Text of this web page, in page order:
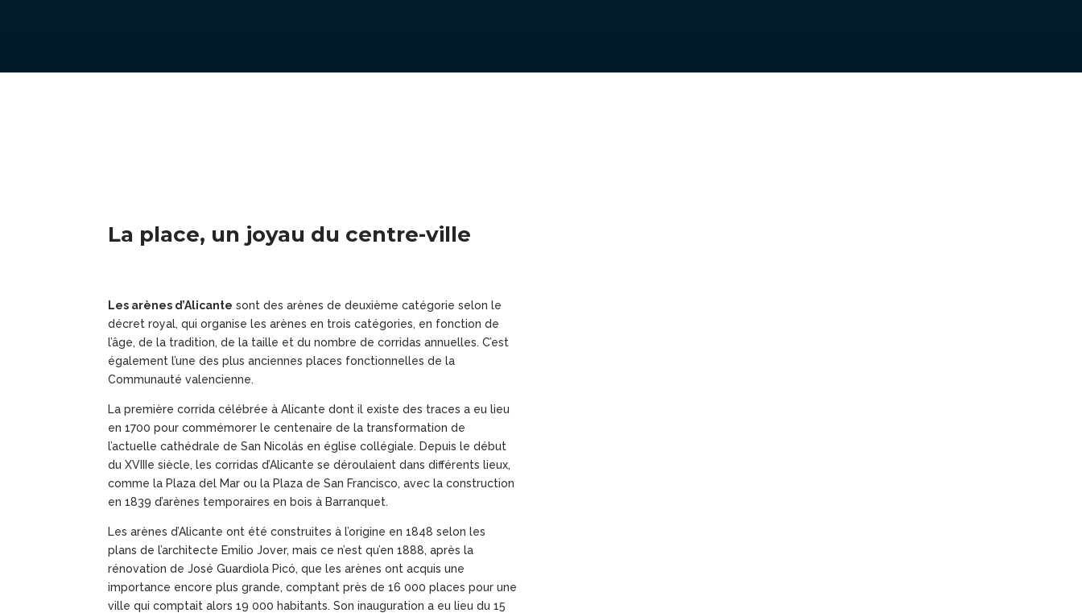
La place, un joyau du centre-ville
Les arènes d’Alicante sont des arènes de deuxième catégorie selon le
décret royal, qui organise les arènes en trois catégories, en fonction de
l’âge, de la tradition, de la taille et du nombre de corridas annuelles. C’est
également l’une des plus anciennes places fonctionnelles de la
Communauté valencienne.
La première corrida célébrée à Alicante dont il existe des traces a eu lieu
en 1700 pour commémorer le centenaire de la transformation de
l’actuelle cathédrale de San Nicolás en église collégiale. Depuis le début
du XVIIIe siècle, les corridas d’Alicante se déroulaient dans différents lieux,
comme la Plaza del Mar ou la Plaza de San Francisco, avec la construction
en 1839 d’arènes temporaires en bois à Barranquet.
Les arènes d’Alicante ont été construites à l’origine en 1848 selon les
plans de l’architecte Emilio Jover, mais ce n’est qu’en 1888, après la
rénovation de José Guardiola Picó, que les arènes ont acquis une
importance encore plus grande, comptant près de 16 000 places pour une
ville qui comptait alors 19 000 habitants. Son inauguration a eu lieu du 15